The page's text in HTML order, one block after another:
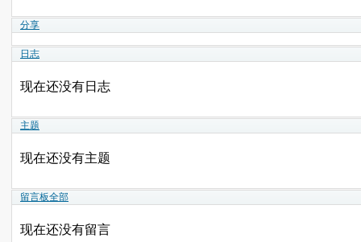
分享
日志
现在还没有日志
主题
现在还没有主题
留言板全部
现在还没有留言